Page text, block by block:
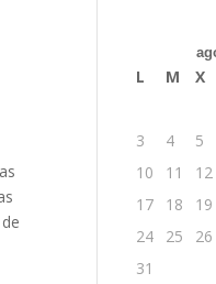
L M X
3
4 5
10
11 12
17
18 19
24
25 26
31